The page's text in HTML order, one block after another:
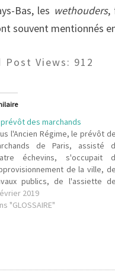
Bas, les wethouders,
souvent mentionnés
Post Views: 912
des marchands
l'Ancien Régime, le prévôt
de Paris, assisté
échevins, s'occupait
de la ville,
publics, de l'assiette
et avait la juridiction sur le
fluvial. Il était élu tous les
2019
"GLOSSAIRE"